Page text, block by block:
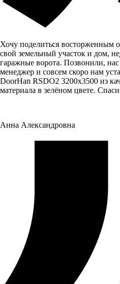
Хочу поделиться восторженным
свой земельный участок и дом,
гаражные ворота. Позвонили,
менеджер и совсем скоро нам
DoorHan RSDO2 3200x3500 из
материала в зелёном цвете.
Анна Александровна